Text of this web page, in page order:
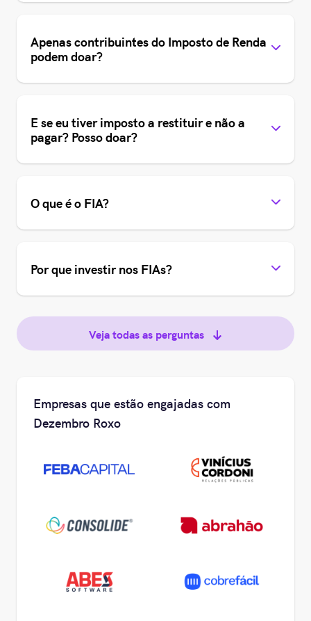
Apenas contribuintes do Imposto de Renda
podem doar?
E se eu tiver imposto a restituir e não a
pagar? Posso doar?
O que é o FIA?
Por que investir nos FIAs?
Veja todas as perguntas
Empresas que estão engajadas com
Dezembro Roxo